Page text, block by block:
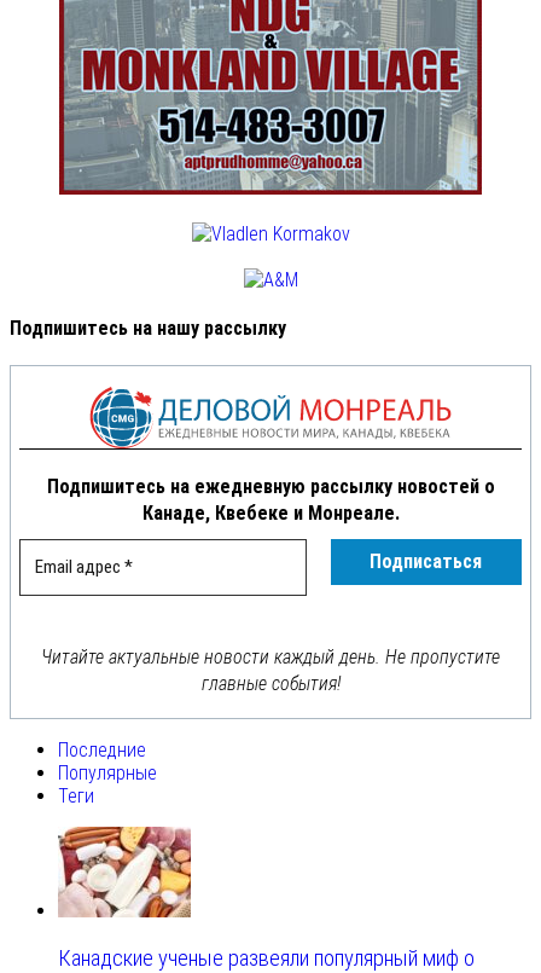
Подпишитесь на нашу рассылку
Подпишитесь на ежедневную рассылку новостей о
Канаде, Квебеке и Монреале.
Читайте актуальные новости каждый день. Не пропустите
главные события!
Последние
Популярные
Теги
Канадские ученые развеяли популярный миф о